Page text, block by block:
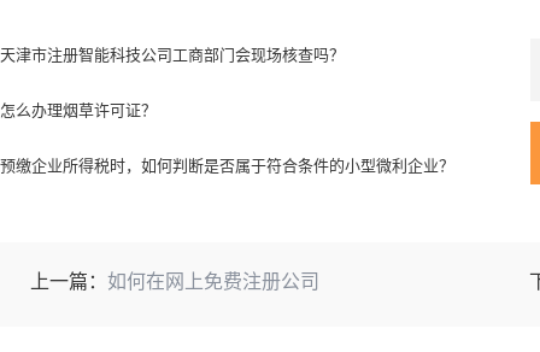
天津市注册智能科技公司工商部门会现场核查吗？
怎么办理烟草许可证？
预缴企业所得税时，如何判断是否属于符合条件的小型微利企业？
上一篇： 如何在网上免费注册公司